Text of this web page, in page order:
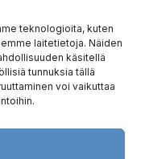
teknologioita, kuten
laitetietoja. Näiden
käsitellä
tunnuksia tällä
voi vaikuttaa